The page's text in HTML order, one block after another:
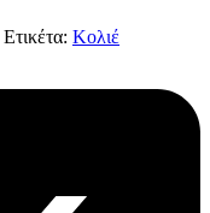
Ετικέτα: Κολιέ